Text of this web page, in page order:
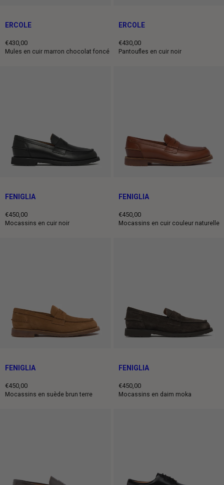
ERCOLE
€430,00
Prix
Mules en cuir marron chocolat foncé
ERCOLE
€430,00
Prix
Pantoufles en cuir noir
FENIGLIA
€450,00
Prix
Mocassins en cuir noir
FENIGLIA
€450,00
Prix
Mocassins en cuir couleur naturelle
FENIGLIA
€450,00
Prix
Mocassins en suède brun terre
FENIGLIA
€450,00
Prix
Mocassins en daim moka